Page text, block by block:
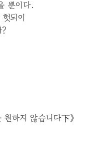
뿐이다.
되이
하지 않습니다下》